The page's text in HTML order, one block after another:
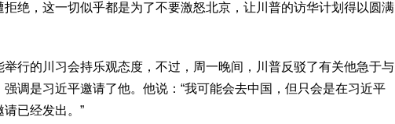
绝，这一切似乎都是为了不要激怒北京，让川普的访华计划得以圆满
举行的川习会持乐观态度，不过，周一晚间，川普反驳了有关他急于与
调是习近平邀请了他。他说：“我可能会去中国，但只会是在习近平
已经发出。”